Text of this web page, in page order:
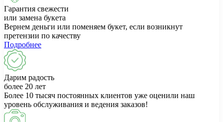
Гарантия свежести
или замена букета
Вернем деньги или поменяем букет, если возникнут
претензии по качеству
Подробнее
Дарим радость
более 20 лет
Более 10 тысяч постоянных клиентов уже оценили наш
уровень обслуживания и ведения заказов!